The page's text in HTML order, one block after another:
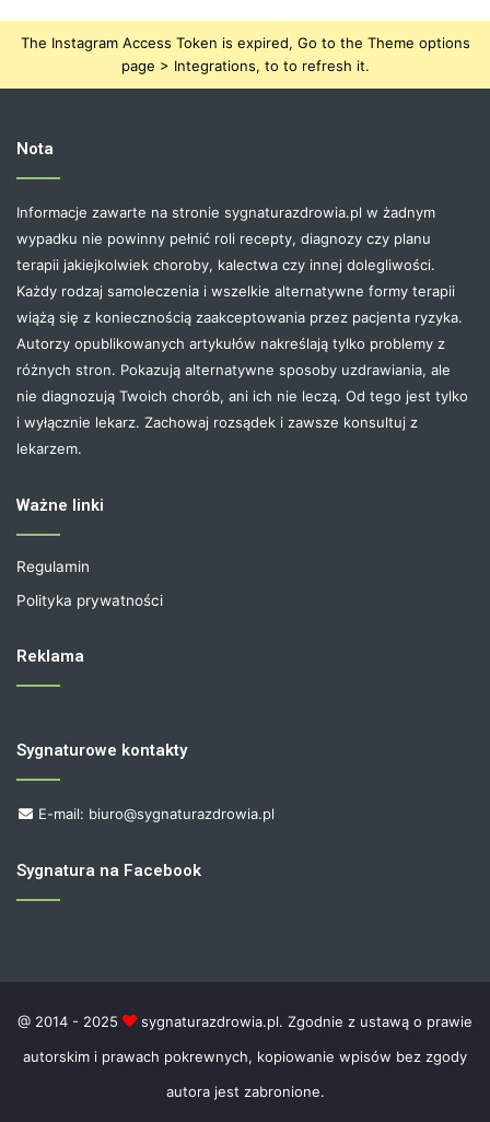
The Instagram Access Token is expired, Go to the Theme options
page > Integrations, to to refresh it.
Nota
Informacje zawarte na stronie sygnaturazdrowia.pl w żadnym
wypadku nie powinny pełnić roli recepty, diagnozy czy planu
terapii jakiejkolwiek choroby, kalectwa czy innej dolegliwości.
Każdy rodzaj samoleczenia i wszelkie alternatywne formy terapii
wiążą się z koniecznością zaakceptowania przez pacjenta ryzyka.
Autorzy opublikowanych artykułów nakreślają tylko problemy z
różnych stron. Pokazują alternatywne sposoby uzdrawiania, ale
nie diagnozują Twoich chorób, ani ich nie leczą. Od tego jest tylko
i wyłącznie lekarz. Zachowaj rozsądek i zawsze konsultuj z
lekarzem.
Ważne linki
Regulamin
Polityka prywatności
Reklama
Sygnaturowe kontakty
E-mail: biuro@sygnaturazdrowia.pl
Sygnatura na Facebook
@ 2014 - 2025
sygnaturazdrowia.pl. Zgodnie z ustawą o prawie
autorskim i prawach pokrewnych, kopiowanie wpisów bez zgody
autora jest zabronione.